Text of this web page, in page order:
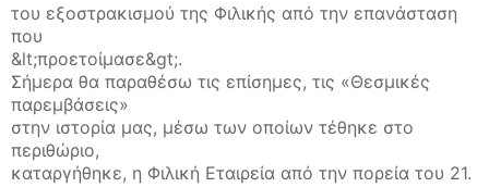
του εξοστρακισμού της Φιλικής από την επανάσταση
που
&lt;προετοίμασε&gt;.
Σήμερα θα παραθέσω τις επίσημες, τις «Θεσμικές
παρεμβάσεις»
στην ιστορία μας, μέσω των οποίων τέθηκε στο
περιθώριο,
καταργήθηκε, η Φιλική Εταιρεία από την πορεία του 21.